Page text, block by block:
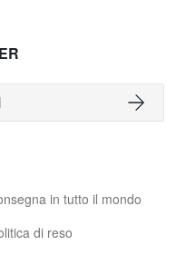
in tutto il mondo
di reso